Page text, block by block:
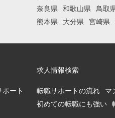
奈良県
和歌山県 鳥取
熊本県
大分県 宮崎県
求人情報検索
ート 転職サポートの流れ マ
初めての転職にも強い